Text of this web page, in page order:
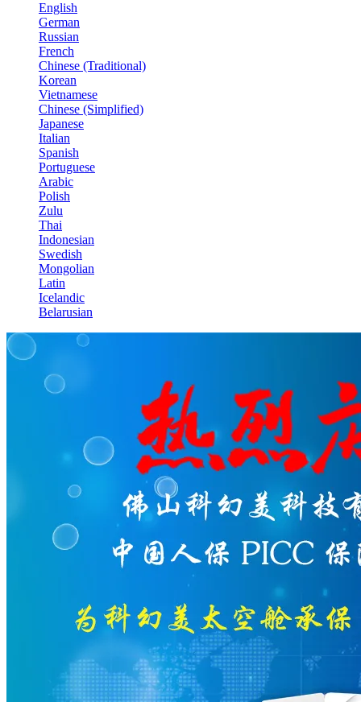
English
German
Russian
French
Chinese (Traditional)
Korean
Vietnamese
Chinese (Simplified)
Japanese
Italian
Spanish
Portuguese
Arabic
Polish
Zulu
Thai
Indonesian
Swedish
Mongolian
Latin
Icelandic
Belarusian